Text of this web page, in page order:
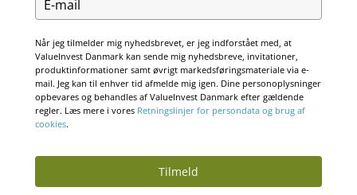
Når jeg tilmelder mig nyhedsbrevet, er jeg indforstået med, at
ValueInvest Danmark kan sende mig nyhedsbreve, invitationer,
produktinformationer samt øvrigt markedsføringsmateriale via e-
mail. Jeg kan til enhver tid afmelde mig igen. Dine personoplysninger
opbevares og behandles af ValueInvest Danmark efter gældende
regler. Læs mere i vores Retningslinjer for persondata og brug af
cookies.
Tilmeld